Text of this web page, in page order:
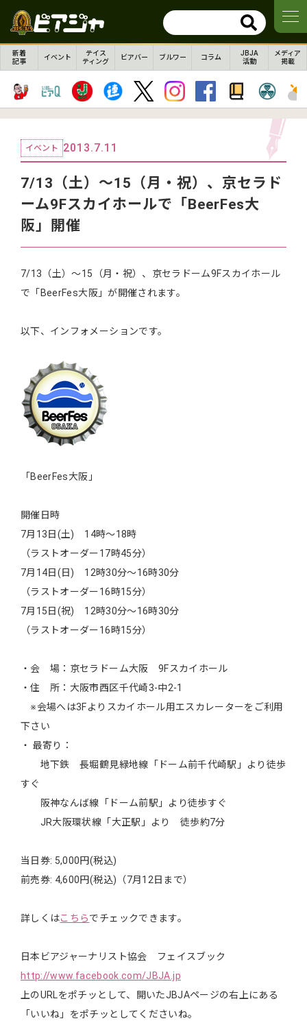
新着
記事
イベント
テイス
ティング
ビアバー ブルワー コラム
JBJA
活動
メディア
掲載
イベント 2013.7.11
7/13（土）～15（月・祝）、京セラド
ーム9Fスカイホールで「BeerFes大
阪」開催
7/13（土）～15（月・祝）、京セラドーム9Fスカイホール
で「BeerFes大阪」が開催されます。
以下、インフォメーションです。
「BeerFes大阪」
開催日時
7月13日(土) 14時～18時
（ラストオーダー17時45分）
7月14日(日) 12時30分～16時30分
（ラストオーダー16時15分）
7月15日(祝) 12時30分～16時30分
（ラストオーダー16時15分）
・会 場：京セラドーム大阪 9Fスカイホール
・住 所：大阪市西区千代崎3-中2-1
※会場へは3Fよりスカイホール用エスカレーターをご利用
下さい
・ 最寄り：
地下鉄 長堀鶴見緑地線「ドーム前千代崎駅」より徒歩
すぐ
阪神なんば線「ドーム前駅」より徒歩すぐ
JR大阪環状線「大正駅」より 徒歩約7分
当日券: 5,000円(税込)
前売券: 4,600円(税込)（7月12日まで）
詳しくはこちらでチェックできます。
日本ビアジャーナリスト協会 フェイスブック
http://www.facebook.com/JBJA.jp
上のURLをポチッとして、開いたJBJAページの右上にある
「いいね」をポチッとしてくださいね。